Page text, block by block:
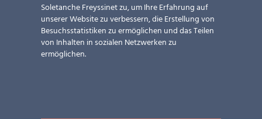
Soletanche Freyssinet zu, um Ihre Erfahrung auf
unserer Website zu verbessern, die Erstellung von
Besuchsstatistiken zu ermöglichen und das Teilen
von Inhalten in sozialen Netzwerken zu
ermöglichen.